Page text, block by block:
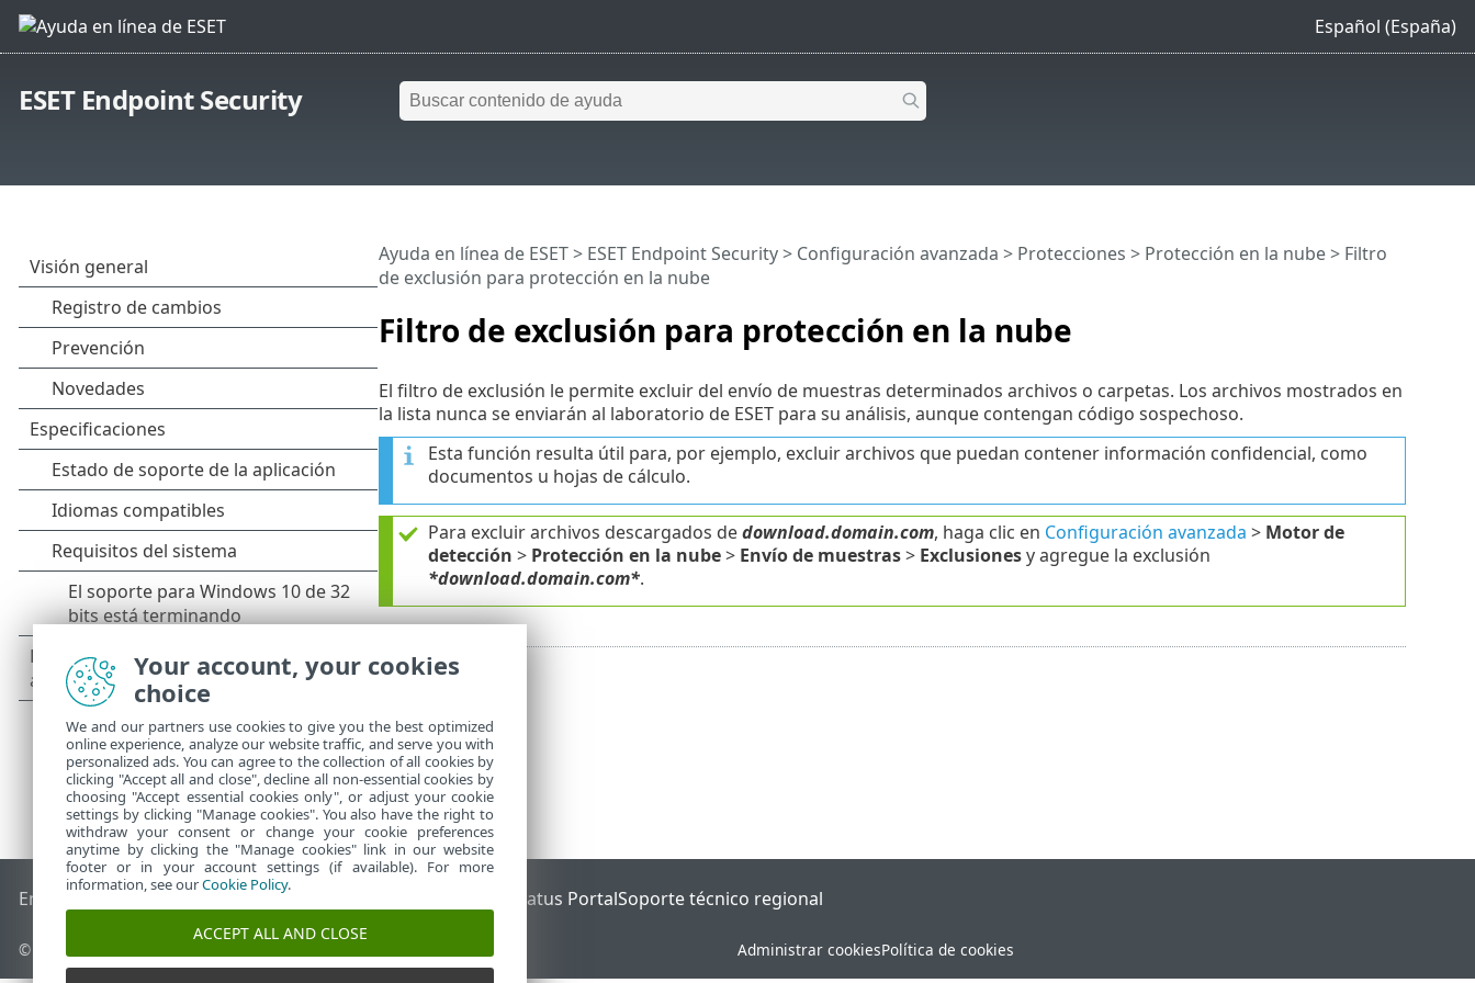
Español (España)
ESET Endpoint Security
Filtro de exclusión para protección en la nube
Ayuda en línea de ESET> ESET Endpoint Security> Configuración avanzada > Protecciones > Protección en la nube> Filtro
de exclusión para protección en la nube
El filtro de exclusión le permite excluir del envío de muestras determinados archivos o carpetas. Los archivos mostrados en
la lista nunca se enviarán al laboratorio de ESET para su análisis, aunque contengan código sospechoso.
Esta función resulta útil para, por ejemplo, excluir archivos que puedan contener información confidencial, como
documentos u hojas de cálculo.
Para excluir archivos descargados dedownload.domain.com, haga clic en Configuración avanzada > Motor de
detección > Protección en la nube> Envío de muestras> Exclusionesy agregue la exclusión
*download.domain.com*.
End of Life Base de conocimiento de ESET ESET Status PortalSoporte técnico regional
© 1992 - 2026 ESET, spol. s r.o. Todos los derechos reservados. Administrar cookiesPolítica de cookies
Your account, your cookies
choice
We and our partners use cookies to give you the best optimized
online experience, analyze our website traffic, and serve you with
personalized ads. You can agree to the collection of all cookies by
clicking "Accept all and close", decline all non-essential cookies by
choosing "Accept essential cookies only", or adjust your cookie
settings by clicking "Manage cookies". You also have the right to
withdraw your consent or change your cookie preferences
anytime by clicking the "Manage cookies" link in our website
footer or in your account settings (if available). For more
information, see ourCookie Policy.
ACCEPT ALL AND CLOSE